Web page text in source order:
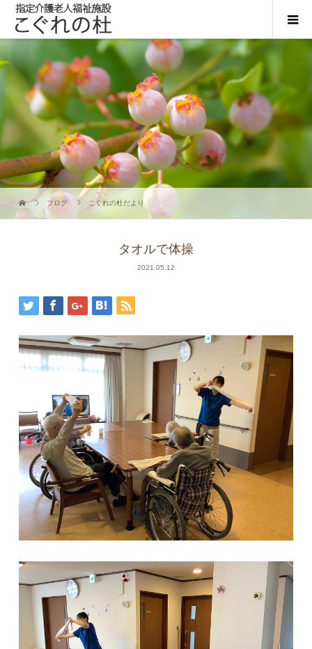
ブログ こぐれの杜だより
タオルで体操
2021.05.12